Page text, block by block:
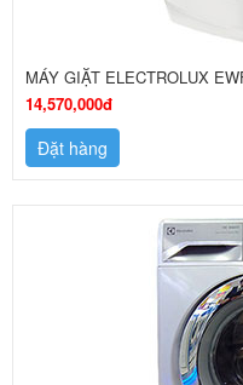
MÁY GIẶT ELECTROLUX
14,570,000đ
Đặt hàng